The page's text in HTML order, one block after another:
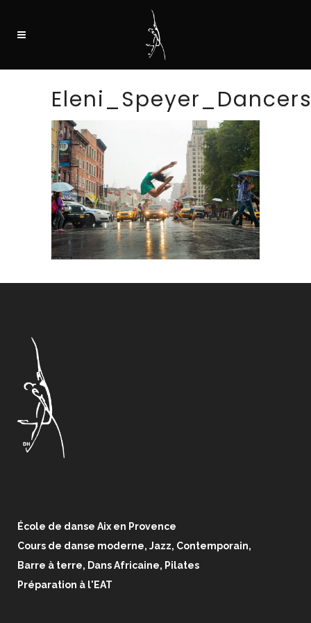
École de danse Aix en Provence
Cours de danse moderne, Jazz, Contemporain,
Barre à terre, Dans Africaine, Pilates
Préparation à l'EAT